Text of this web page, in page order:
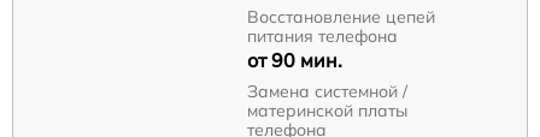
Восстановление цепей
питания телефона
от 90 мин.
Замена системной /
материнской платы
телефона